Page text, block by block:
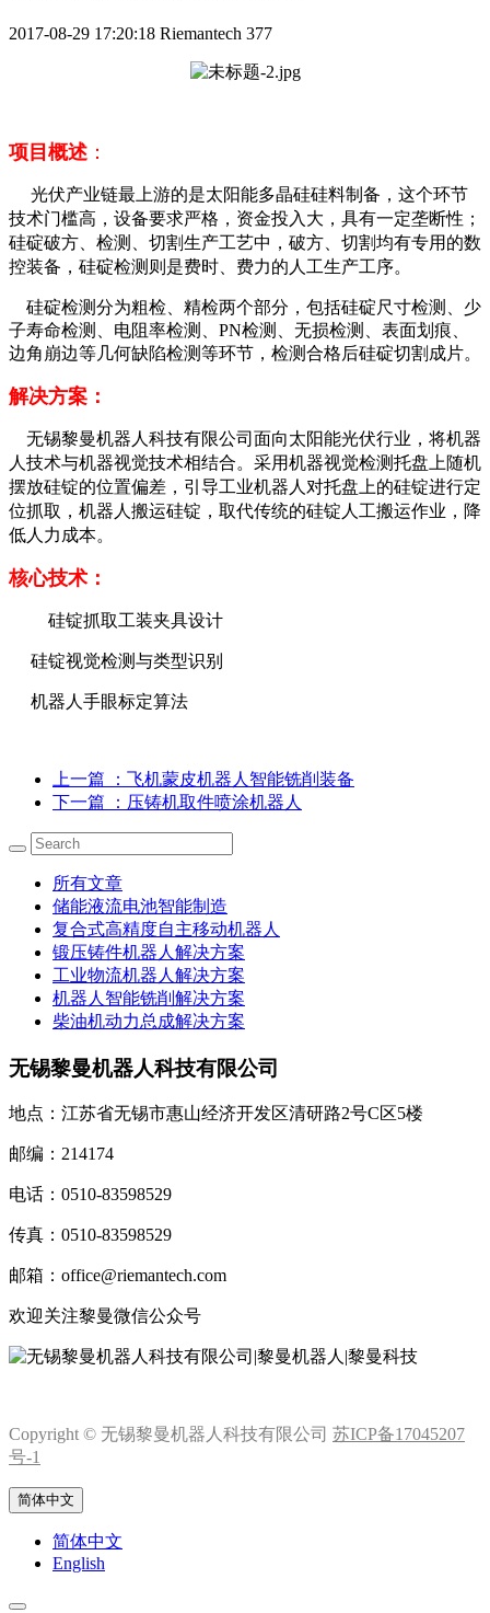
2017-08-29 17:20:18 Riemantech 377
项目概述 ：
光伏产业链最上游的是太阳能多晶硅硅料制备，这个环节
技术门槛高，设备要求严格，资金投入大，具有一定垄断性；
硅碇破方、检测、切割生产工艺中，破方、切割均有专用的数
控装备，硅碇检测则是费时、费力的人工生产工序。
硅碇检测分为粗检、精检两个部分，包括硅碇尺寸检测、少
子寿命检测、电阻率检测、PN检测、无损检测、表面划痕、
边角崩边等几何缺陷检测等环节，检测合格后硅碇切割成片。
解决方案：
无锡黎曼机器人科技有限公司 面向太阳能光伏行业，将机器
人技术与机器视觉技术相结合。采用机器视觉检测托盘上随机
摆放硅锭的位置偏差，引导工业机器人 对托盘上的硅锭进行定
位抓取， 机器人搬运硅锭，取代传统的硅锭人工搬运作业，降
低人力成本。
核心技术：
硅锭抓取工装夹具设计
硅锭视觉检测与类型识别
机器人手眼标定算法
上一篇
：飞机蒙皮机器人智能铣削装备
下一篇
：压铸机取件喷涂机器人
所有文章
储能液流电池智能制造
复合式高精度自主移动机器人
锻压铸件机器人解决方案
工业物流机器人解决方案
机器人智能铣削解决方案
柴油机动力总成解决方案
无锡黎曼机器人科技有限公司
地点：江苏省无锡市惠山经济开发区清研路2号C区5楼
邮编：214174
电话：0510-83598529
传真：0510-83598529
邮箱：office@riemantech.com
欢迎关注黎曼微信公众号
Copyright © 无锡黎曼机器人科技有限公司 苏ICP备17045207
号-1
简体中文
简体中文
English